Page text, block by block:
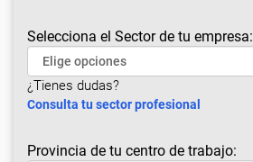
Selecciona el Sector de tu empresa:
¿Tienes dudas?
Consulta tu sector profesional
Provincia de tu centro de trabajo: